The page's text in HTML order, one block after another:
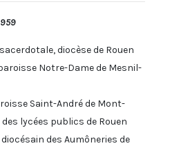
diocèse de Rouen
Notre-Dame de Mesnil-
Saint-André de Mont-
lycées publics de Rouen
des Aumôneries de